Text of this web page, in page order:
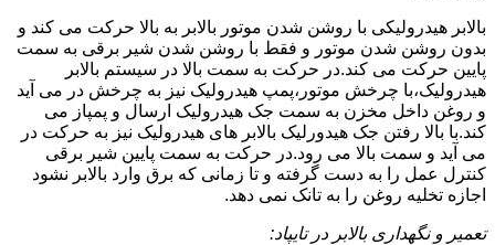
بالابر هیدرولیکی با روشن شدن موتور بالابر به بالا حرکت می کند و
بدون روشن شدن موتور و فقط با روشن شدن شیر برقی به سمت
پایین حرکت می کند.در حرکت به سمت بالا در سیستم بالابر
هیدرولیک،با چرخش موتور،پمپ هیدرولیک نیز به چرخش در می آید
و روغن داخل مخزن به سمت جک هیدرولیک ارسال و پمپاز می
کند.با بالا رفتن جک هیدورلیک بالابر های هیدرولیک نیز به حرکت در
می آید و سمت بالا می رود.در حرکت به سمت پایین شیر برقی
کنترل عمل را به دست گرفته و تا زمانی که برق وارد بالابر نشود
اجازه تخلیه روغن را به تانک نمی دهد.
تعمیر و نگهداری بالابر در تایپاد: